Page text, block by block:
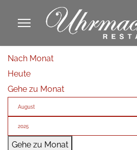
Nach Monat
Heute
Gehe zu Monat
Gehe zu Monat